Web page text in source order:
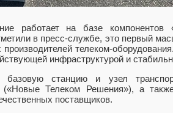
работает на базе
в пресс-службе, это первый
производителей телеком-
инфраструктурой и
базовую станцию и узел
Телеком Решения»), а
поставщиков.